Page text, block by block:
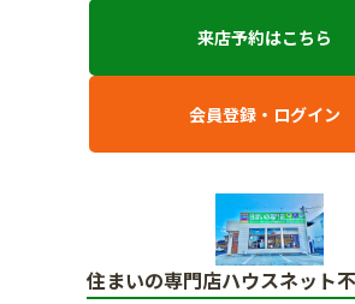
来店予約はこちら
会員登録・ログイン
住まいの専門店ハウスネット